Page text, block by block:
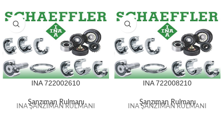
INA 722002610
Şanzıman Rulmanı
INA ŞANZIMAN RULMANI
INA 722008210
Şanzıman Rulmanı
INA ŞANZIMAN RULMANI